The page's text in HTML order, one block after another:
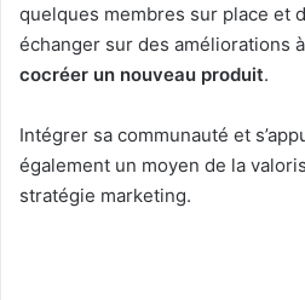
quelques membres sur place et
échanger sur des améliorations
cocréer un nouveau produit.
Intégrer sa communauté et
également un moyen de la
stratégie marketing.